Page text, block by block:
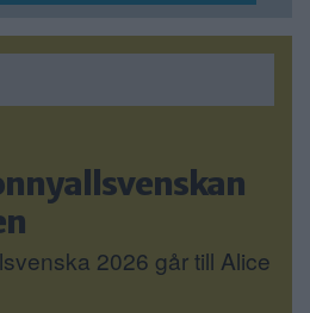
2026 går till Alice